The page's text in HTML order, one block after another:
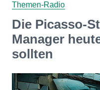
Themen-Radio
Die Picasso-
Manager
sollten